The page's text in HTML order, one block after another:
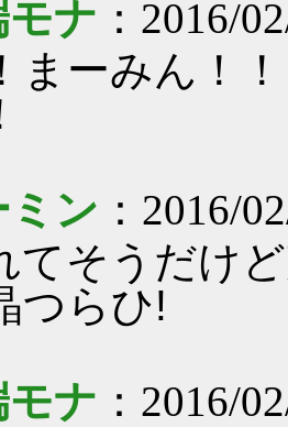
モナ ：2016/
まーみん！
ミン ：2016/
てそうだけ
つらひ!
モナ ：2016/